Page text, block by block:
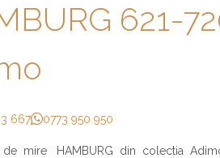
621-
667 0773 950 950
de mire HAMBURG din colectia